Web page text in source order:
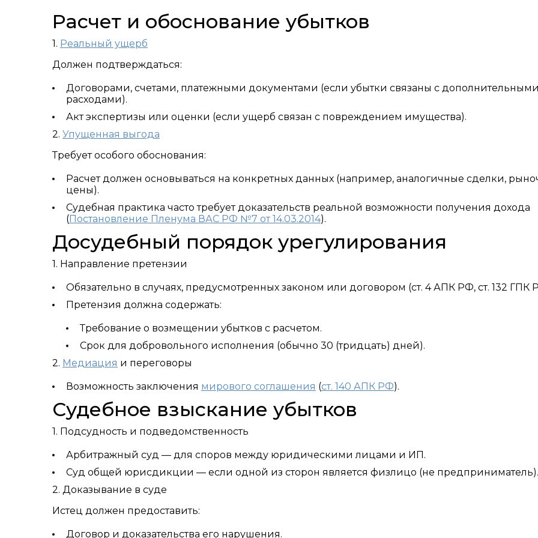
Расчет и обоснование убытков
1. Реальный ущерб
Должен подтверждаться:
Договорами, счетами, платежными документами (если убытки связаны с дополнительными
расходами).
Акт экспертизы или оценки (если ущерб связан с повреждением имущества).
2. Упущенная выгода
Требует особого обоснования:
Расчет должен основываться на конкретных данных (например, аналогичные сделки,
цены).
Судебная практика часто требует доказательств реальной возможности получения дохода
(Постановление Пленума ВАС РФ №7 от 14.03.2014).
Досудебный порядок урегулирования
1. Направление претензии
Обязательно в случаях, предусмотренных законом или договором (ст. 4 АПК РФ, ст. 132 ГПК
Претензия должна содержать:
Требование о возмещении убытков с расчетом.
Срок для добровольного исполнения (обычно 30 (тридцать) дней).
2. Медиация и переговоры
Возможность заключения мирового соглашения (ст. 140 АПК РФ).
Судебное взыскание убытков
1. Подсудность и подведомственность
Арбитражный суд — для споров между юридическими лицами и ИП.
Суд общей юрисдикции — если одной из сторон является физлицо (не предприниматель).
2. Доказывание в суде
Истец должен предоставить:
Договор и доказательства его нарушения.